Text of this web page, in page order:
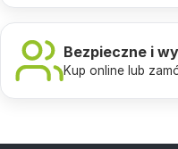
Bezpieczne i
Kup online lub